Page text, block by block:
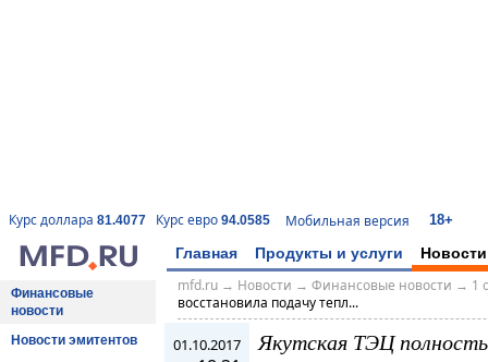
Курс доллара 81.4077 Курс евро 94.0585 Мобильная версия 18+
Главная Продукты и услуги Новости
Финансовые
новости
Новости эмитентов
mfd.ru→ Новости → Финансовые новости → 1
восстановила подачу тепл...
01.10.2017
Якутская ТЭЦ